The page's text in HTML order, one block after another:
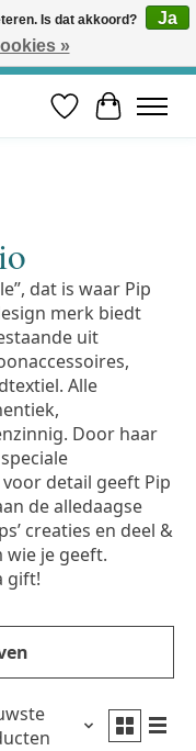
vanaf €50 | Professioneel slaapadvies
Verlanglijst
dat is waar Pip
merk biedt
uit
Alle
Door haar
detail geeft Pip
de alledaagse
creaties en deel &
wie je geeft.
gift!
Is dat akkoord?
Ja
»